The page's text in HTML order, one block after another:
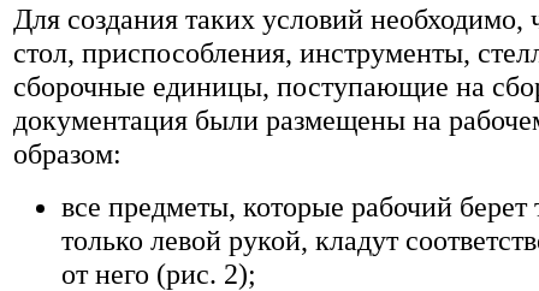
Для создания таких условий необходимо,
стол, приспособления, инструменты,
сборочные единицы, поступающие на
документация были размещены на
образом:
все предметы, которые рабочий берет
только левой рукой, кладут
от него (рис. 2);